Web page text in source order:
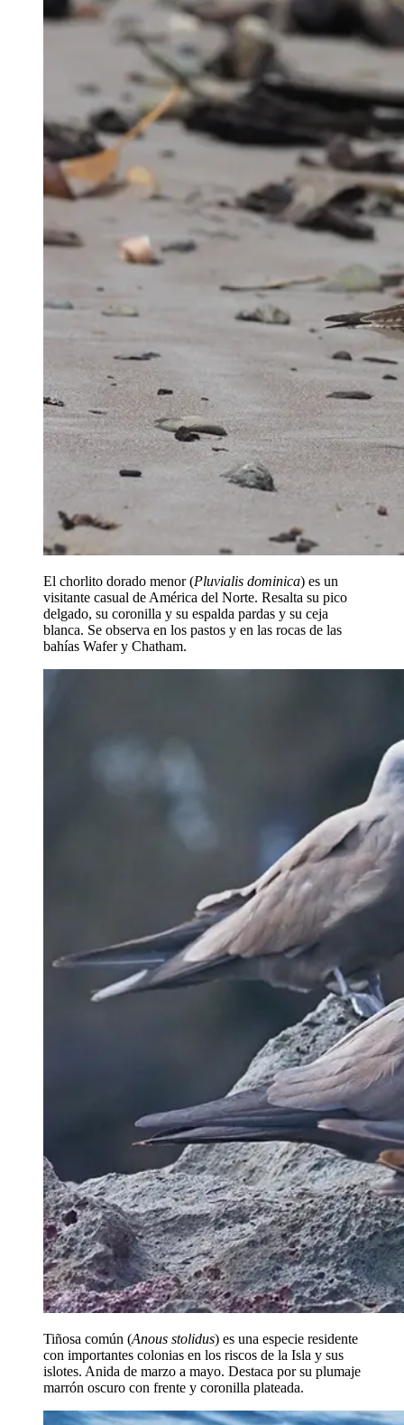
El chorlito dorado menor (Pluvialis dominica) es un
visitante casual de América del Norte. Resalta su pico
delgado, su coronilla y su espalda pardas y su ceja
blanca. Se observa en los pastos y en las rocas de las
bahías Wafer y Chatham.
Tiñosa común (Anous stolidus) es una especie residente
con importantes colonias en los riscos de la Isla y sus
islotes. Anida de marzo a mayo. Destaca por su plumaje
marrón oscuro con frente y coronilla plateada.